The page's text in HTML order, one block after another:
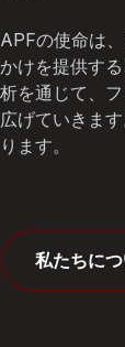
APFの使命は
かけを提供す
析を通じて、
広げていきま
ります。
私たちに